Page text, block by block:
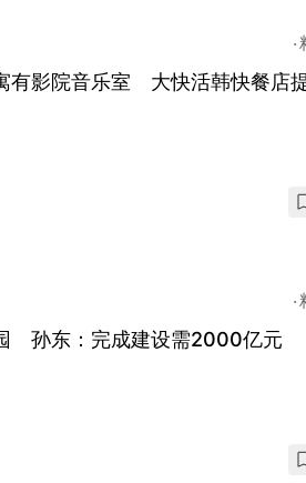
影院音乐室 大快活韩快餐店
孙东：完成建设需2000亿元